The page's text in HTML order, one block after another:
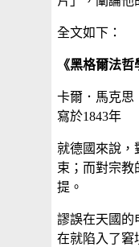
全文如下：
《黑格爾法
卡爾．馬克思
寫於1843年
就德國來說，
束；而對宗教
提。
謬誤在天國的
在就陷入了窘